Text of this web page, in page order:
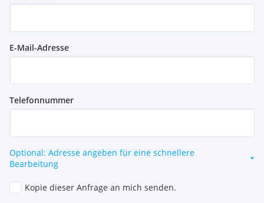
E-Mail-Adresse
Telefonnummer
Optional: Adresse angeben für eine schnellere
Bearbeitung
Kopie dieser Anfrage an mich senden.